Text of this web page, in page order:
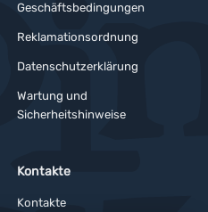
Geschäftsbedingungen
Reklamationsordnung
Datenschutzerklärung
Wartung und
Sicherheitshinweise
Kontakte
Kontakte